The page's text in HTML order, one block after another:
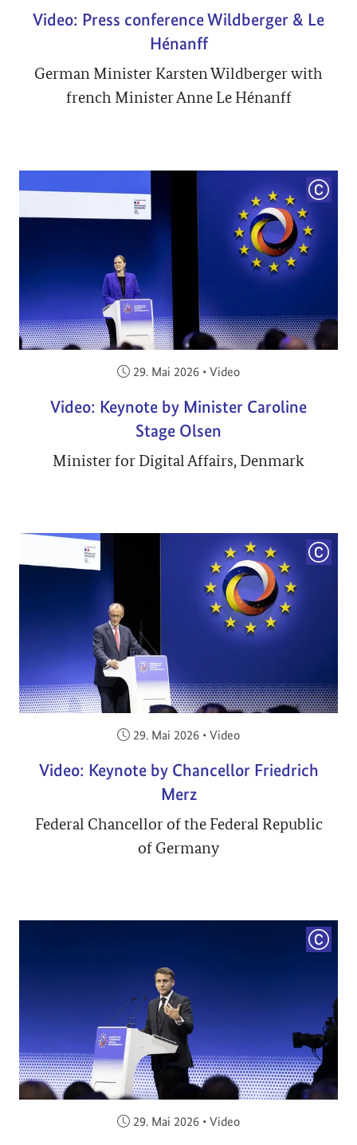
Video: Press conference Wildberger & Le
Hénanff
German Minister Karsten Wildberger with
french Minister Anne Le Hénanff
Veröffentlicht am:
29. Mai 2026 • Video
Video: Keynote by Minister Caroline
Stage Olsen
Minister for Digital Affairs, Denmark
Veröffentlicht am:
29. Mai 2026 • Video
Video: Keynote by Chancellor Friedrich
Merz
Federal Chancellor of the Federal Republic
of Germany
Veröffentlicht am:
29. Mai 2026 • Video